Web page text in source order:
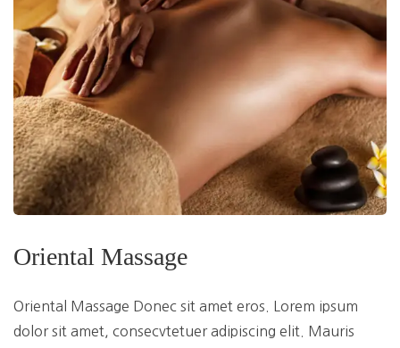
Oriental Massage
Oriental Massage Donec sit amet eros. Lorem ipsum
dolor sit amet, consecvtetuer adipiscing elit. Mauris